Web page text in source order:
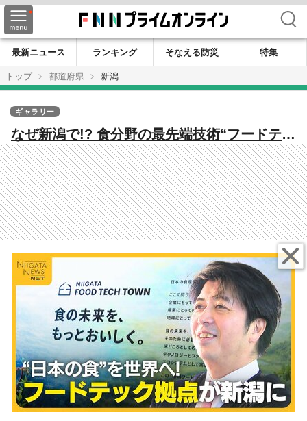
検索
最新ニュース ランキング そなえる防災
特集
トップ
都道府県 新潟
なぜ新潟で!? 食分野の最先端技術“フードテッ
ク”の拠点が新潟に 高市内閣も重要視する事業
「県民の参加がカギ」
ギャラリー